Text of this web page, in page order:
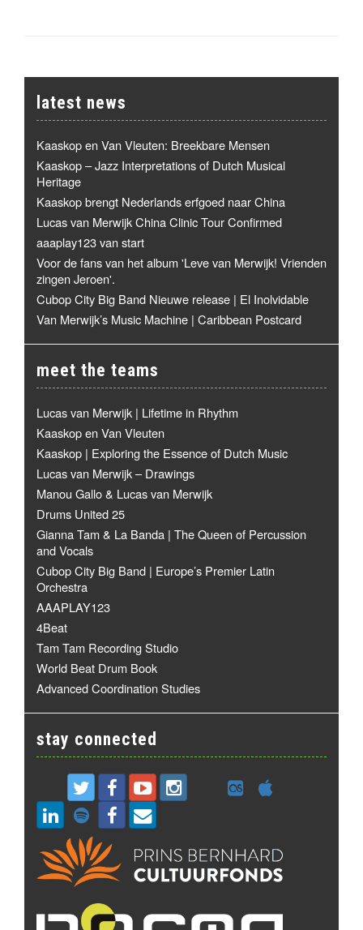
latest news
Kaaskop en Van Vleuten: Breekbare Mensen
Kaaskop – Jazz Interpretations of Dutch Musical
Heritage
Kaaskop brengt Nederlands erfgoed naar China
Lucas van Merwijk China Clinic Tour Confirmed
aaaplay123 van start
Voor de fans van het album 'Leve van Merwijk! Vrienden
zingen Jeroen'.
Cubop City Big Band Nieuwe release | El Inolvidable
Van Merwijk’s Music Machine | Caribbean Postcard
meet the teams
Lucas van Merwijk | Lifetime in Rhythm
Kaaskop en Van Vleuten
Kaaskop | Exploring the Essence of Dutch Music
Lucas van Merwijk – Drawings
Manou Gallo & Lucas van Merwijk
Drums United 25
Gianna Tam & La Banda | The Queen of Percussion
and Vocals
Cubop City Big Band | Europe’s Premier Latin
Orchestra
AAAPLAY123
4Beat
Tam Tam Recording Studio
World Beat Drum Book
Advanced Coordination Studies
stay connected